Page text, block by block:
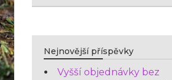
Nejnovější příspěvky
Vyšší objednávky bez